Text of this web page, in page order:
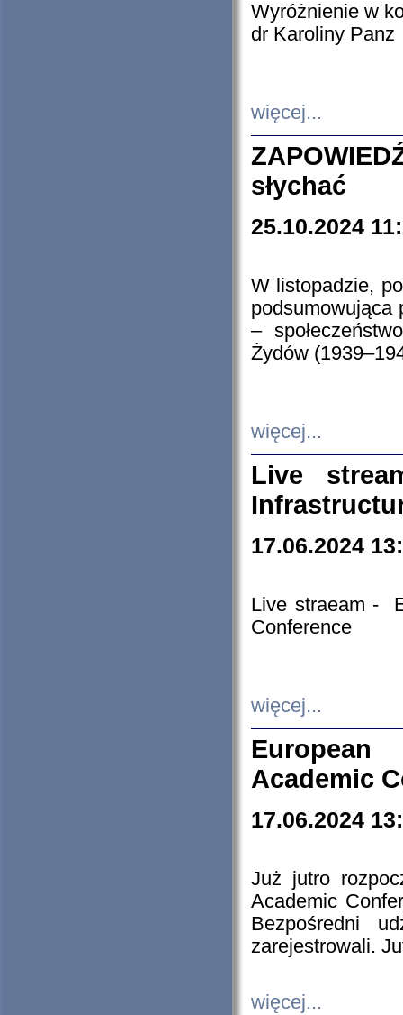
Wyróżnienie w
dr Karoliny Panz
więcej...
słychać
25.10.2024
W listopadzie,
podsumowująca
–
Żydów
więcej...
Live
17.06.2024
Live straeam -
Conference
więcej...
European
Academic
17.06.2024
Już jutro
Academic
Bezpośredni
zarejestrowali.
więcej...